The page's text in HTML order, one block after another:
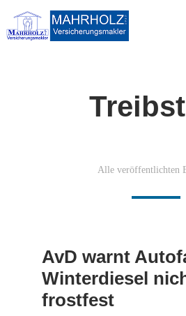
Alle veröffentlichten
AvD warnt
Winterdiesel
frostfest